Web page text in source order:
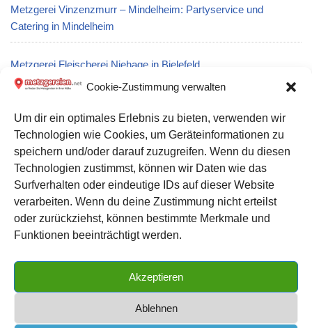
Cookie-Zustimmung verwalten
Um dir ein optimales Erlebnis zu bieten, verwenden wir
Technologien wie Cookies, um Geräteinformationen zu
speichern und/oder darauf zuzugreifen. Wenn du diesen
Technologien zustimmst, können wir Daten wie das
Surfverhalten oder eindeutige IDs auf dieser Website
verarbeiten. Wenn du deine Zustimmung nicht erteilst
oder zurückziehst, können bestimmte Merkmale und
Funktionen beeinträchtigt werden.
Akzeptieren
Ablehnen
Metzgerei Vinzenzmurr – Mindelheim: Partyservice und
Catering in Mindelheim
Metzgerei Fleischerei Niehage in Bielefeld
Pirna
Metzgerei Roland Dathe: Partyservice und Catering in Leisnig
Kontakt zu uns